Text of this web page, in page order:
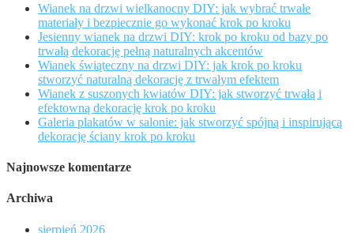
Wianek na drzwi wielkanocny DIY: jak wybrać trwałe
materiały i bezpiecznie go wykonać krok po kroku
Jesienny wianek na drzwi DIY: krok po kroku od bazy po
trwałą dekorację pełną naturalnych akcentów
Wianek świąteczny na drzwi DIY: jak krok po kroku
stworzyć naturalną dekorację z trwałym efektem
Wianek z suszonych kwiatów DIY: jak stworzyć trwałą i
efektowną dekorację krok po kroku
Galeria plakatów w salonie: jak stworzyć spójną i inspirującą
dekorację ściany krok po kroku
Najnowsze komentarze
Archiwa
sierpień 2026